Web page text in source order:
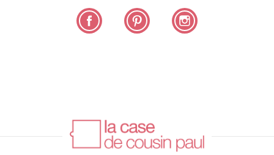
Facebook Pinterest